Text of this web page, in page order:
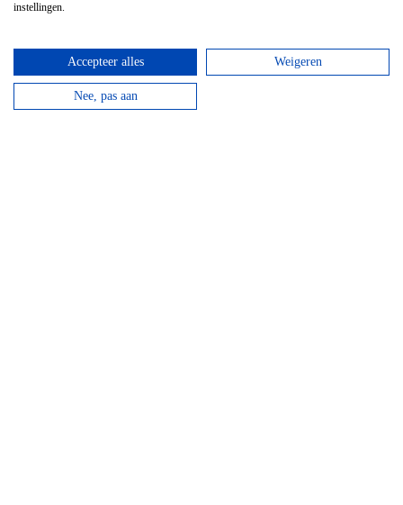
Vanaf€16,95
Beantwoord de vragen, vul de juiste coördinaten in
en verdien een Chouffe biertje!
instellingen.
Accepteer alles Weigeren
Nee, pas aan